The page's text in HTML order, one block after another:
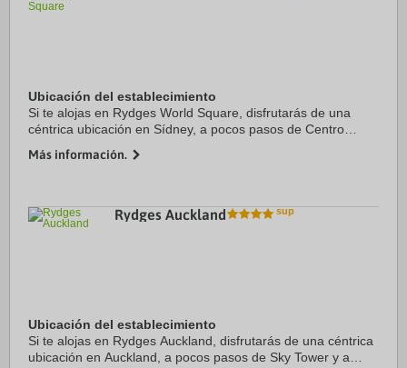
Ubicación del establecimiento
Si te alojas en Rydges World Square, disfrutarás de una
céntrica ubicación en Sídney, a pocos pasos de Centro
Park. Además, este hotel de lujo se ...
Más información.
Rydges Auckland
Ubicación del establecimiento
Si te alojas en Rydges Auckland, disfrutarás de una céntrica
ubicación en Auckland, a pocos pasos de Sky Tower y a